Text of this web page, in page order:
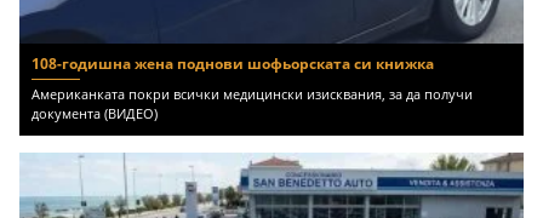
108-годишна жена поднови шофьорската си книжка
Американката покри всички медицински изисквания, за да получи
документа (ВИДЕО)